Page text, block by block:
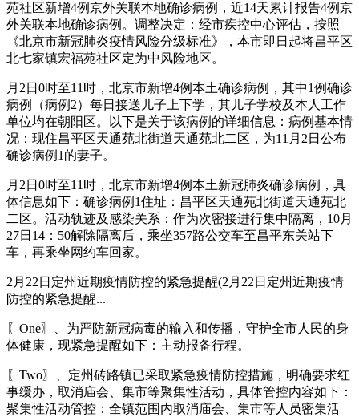
苑社区新增4例京外关联本地确诊病例，近14天累计报告4例京
外关联本地确诊病例。调整决定：经市疾控中心评估，按照
《北京市新冠肺炎疫情风险分级标准》，本市即日起将昌平区
北七家镇宏福苑社区定为中风险地区。
月2日0时至11时，北京市新增4例本土确诊病例，其中1例确诊
病例（病例2）每日接送儿子上下学，其儿子学校及本人工作
单位均在朝阳区。以下是关于该病例的详细信息：病例基本情
况：现住昌平区天通苑北街道天通苑北二区，为11月2日公布
确诊病例1的妻子。
月2日0时至11时，北京市新增4例本土新冠肺炎确诊病例，具
体信息如下：确诊病例1住址：昌平区天通苑北街道天通苑北
二区。活动轨迹及感染关系：作为次密接进行集中隔离，10月
27日14：50解除隔离后，乘坐357路公交车至昌平东关站下
车，再乘坐网约车回家。
2月22日定州近期疫情防控的紧急提醒(2月22日定州近期疫情
防控的紧急提醒...
〖One〗、为严防新冠病毒的输入和传播，守护全市人民的身
体健康，现紧急提醒如下：主动报备行程。
〖Two〗、定州砖路镇已采取紧急疫情防控措施，明确要求红
事缓办，取消庙会、集市等聚集性活动，具体管控内容如下：
聚集性活动管控：全镇范围内取消庙会、集市等人员密集活